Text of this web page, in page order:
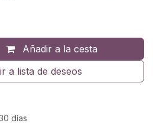
Añadir a la cesta
a lista de deseos
días